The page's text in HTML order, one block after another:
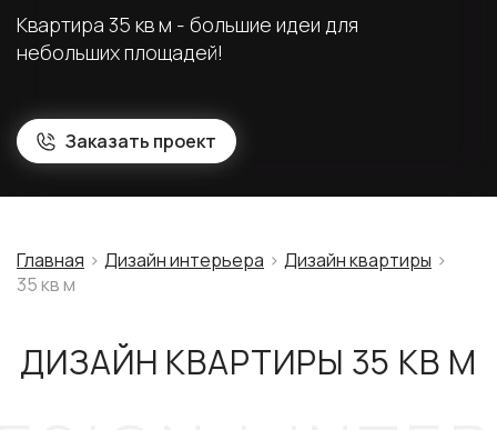
Квартира 35 кв м - большие идеи для
небольших площадей!
Заказать проект
Главная Дизайн интерьера
Дизайн квартиры
35 кв м
ДИЗАЙН КВАРТИРЫ 35 КВ М